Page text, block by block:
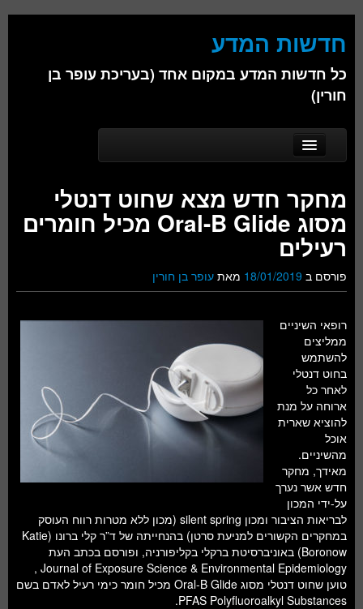
חדשות המדע
כל חדשות המדע במקום אחד (בעריכת עופר בן
חורין)
Main menu
Skip to primary content
Skip to secondary content
אודות
ביולוגיה
כימיה
חברה
חלל ומדעי כדור הארץ
עתידנות
סקירות ספרים
טעימות מדע
מחקר חדש מצא שחוט דנטלי
מסוג Oral-B Glide מכיל חומרים
רעילים
פורסם ב 18/01/2019 מאת עופר בן חורין
רופאי השיניים
ממליצים
להשתמש
בחוט דנטלי
לאחר כל
ארוחה על מנת
להוציא שארית
אוכל
מהשיניים.
מאידך, מחקר
חדש אשר נערך
על-ידי המכון
לבריאות הציבור ומכון silent spring (מכון ללא מטרות רווח העוסק
במחקרים הקשורים למניעת סרטן) בהנחייתה של ד”ר קלי ברונו (Katie
Boronow) באוניברסיטת ברקלי בקליפורניה, ופורסם בכתב העת
Journal of Exposure Science & Environmental Epidemiology ,
טוען שחוט דנטלי מסוג Oral-B Glide מכיל חומר כימי רעיל לאדם בשם
PFAS Polyfluoroalkyl Substances.